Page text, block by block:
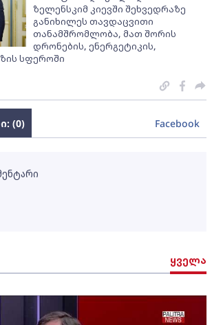
ზელენსკიმ კიევში შეხვედრაზე
განიხილეს თავდაცვითი
თანამშრომლობა, მათ შორის
დრონების, ენერგეტიკის,
სფეროში
ყველა
(0) Facebook